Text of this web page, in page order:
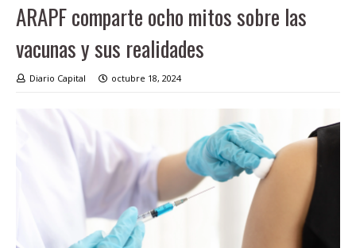
ARAPF comparte ocho mitos sobre las
vacunas y sus realidades
Diario Capital octubre 18, 2024